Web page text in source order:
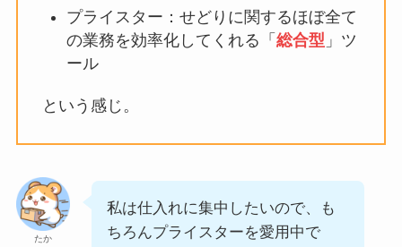
プライスター：せどりに関するほぼ全て
の業務を効率化してくれる「 総合型 」ツ
ール
という感じ。
たか
私は仕入れに集中したいので、も
ちろんプライスターを愛用中で